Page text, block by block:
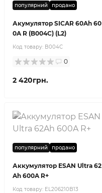
популярний продано
Акумулятор SICAR 60Ah 60
0A R (B004C) (L2)
Код товару: B004C
0
2 420грн.
популярний продано
Аккумулятор ESAN Ultra 62
Ah 600A R+
Код товару: EL206210B13